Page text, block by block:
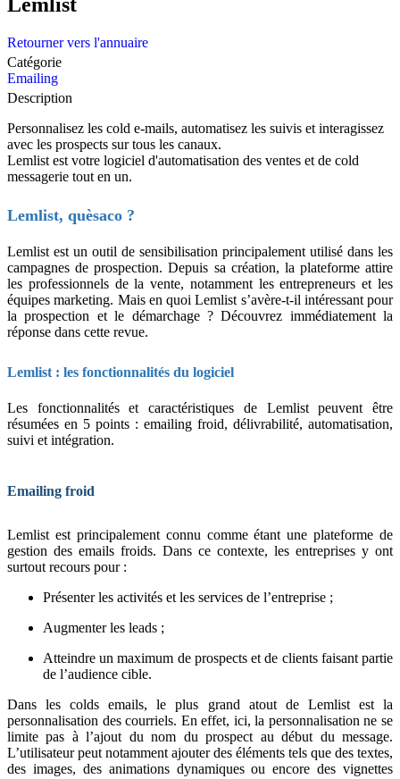
Retourner vers l'annuaire
Catégorie
Emailing
Description
Personnalisez les cold e-mails, automatisez les suivis et interagissez
avec les prospects sur tous les canaux.
Lemlist est votre logiciel d'automatisation des ventes et de cold
messagerie tout en un.
Lemlist, quèsaco ?
Lemlist est un outil de sensibilisation principalement utilisé dans les
campagnes de prospection. Depuis sa création, la plateforme attire
les professionnels de la vente, notamment les entrepreneurs et les
équipes marketing. Mais en quoi Lemlist s’avère-t-il intéressant pour
la prospection et le démarchage ? Découvrez immédiatement la
réponse dans cette revue.
Lemlist : les fonctionnalités du logiciel
Les fonctionnalités et caractéristiques de Lemlist peuvent être
résumées en 5 points : emailing froid, délivrabilité, automatisation,
suivi et intégration.
Emailing froid
Lemlist est principalement connu comme étant une plateforme de
gestion des emails froids. Dans ce contexte, les entreprises y ont
surtout recours pour :
Présenter les activités et les services de l’entreprise ;
Augmenter les leads ;
Atteindre un maximum de prospects et de clients faisant partie
de l’audience cible.
Dans les colds emails, le plus grand atout de Lemlist est la
personnalisation des courriels. En effet, ici, la personnalisation ne se
limite pas à l’ajout du nom du prospect au début du message.
L’utilisateur peut notamment ajouter des éléments tels que des textes,
des images, des animations dynamiques ou encore des vignettes